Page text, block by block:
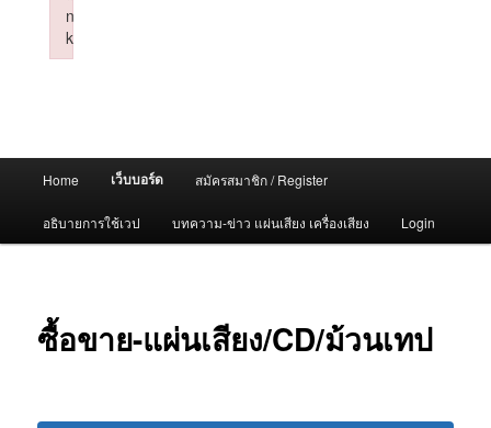
Home เว็บบอร์ด สมัครสมาชิก / Register
อธิบายการใช้เวป บทความ-ข่าว แผ่นเสียง เครื่องเสียง Login
ซื้อขาย-แผ่นเสียง/CD/ม้วนเทป
n
k
Failed to initialize plugin: wplink